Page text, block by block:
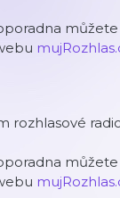
rozhlasové